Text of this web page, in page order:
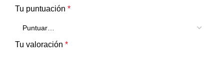
Tu puntuación *
Tu valoración *